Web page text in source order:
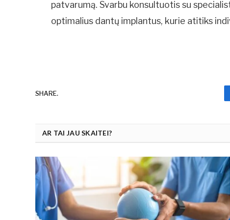
patvarumą. Svarbu konsultuotis su
optimalius dantų implantus, kurie atitiks
SHARE.
AR TAI JAU SKAITEI?